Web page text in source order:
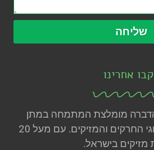
שליחה
אחרינו
מומלצת המתמחה במתן
שירותי הדברה נגד כל סוגי החרקים והמזיקים. עם מעל 20
מזיקים בישראל.